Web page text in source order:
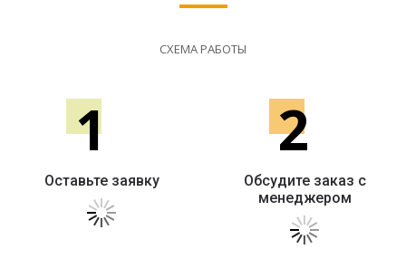
СХЕМА РАБОТЫ
1
Оставьте заявку
2
Обсудите заказ с
менеджером